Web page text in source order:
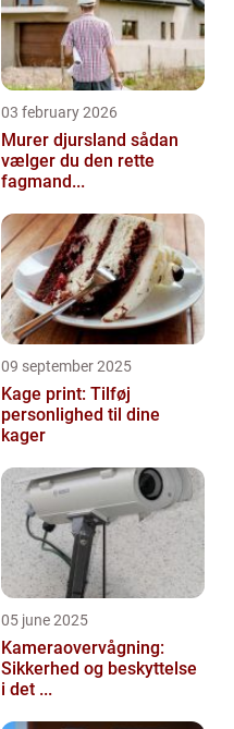
03 february 2026
Murer djursland sådan
vælger du den rette
fagmand...
09 september 2025
Kage print: Tilføj
personlighed til dine
kager
05 june 2025
Kameraovervågning:
Sikkerhed og beskyttelse
i det ...